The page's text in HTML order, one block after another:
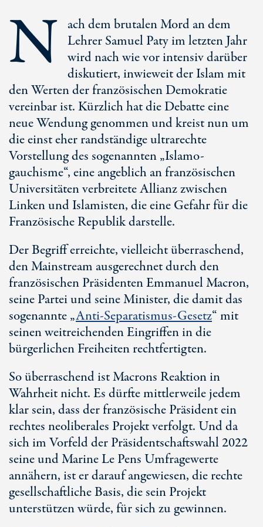
N ach dem brutalen Mord an dem
Lehrer Samuel Paty im letzten Jahr
wird nach wie vor intensiv darüber
diskutiert, inwieweit der Islam mit
den Werten der französischen Demokratie
vereinbar ist. Kürzlich hat die Debatte eine
neue Wendung genommen und kreist nun um
die einst eher randständige ultrarechte
Vorstellung des sogenannten „Islamo-
gauchisme“, eine angeblich an französischen
Universitäten verbreitete Allianz zwischen
Linken und Islamisten, die eine Gefahr für die
Französische Republik darstelle.
Der Begriff erreichte, vielleicht überraschend,
den Mainstream ausgerechnet durch den
französischen Präsidenten Emmanuel Macron,
seine Partei und seine Minister, die damit das
sogenannte „Anti-Separatismus-Gesetz“ mit
seinen weitreichenden Eingriffen in die
bürgerlichen Freiheiten rechtfertigten.
So überraschend ist Macrons Reaktion in
Wahrheit nicht. Es dürfte mittlerweile jedem
klar sein, dass der französische Präsident ein
rechtes neoliberales Projekt verfolgt. Und da
sich im Vorfeld der Präsidentschaftswahl 2022
seine und Marine Le Pens Umfragewerte
annähern, ist er darauf angewiesen, die rechte
gesellschaftliche Basis, die sein Projekt
unterstützen würde, für sich zu gewinnen.